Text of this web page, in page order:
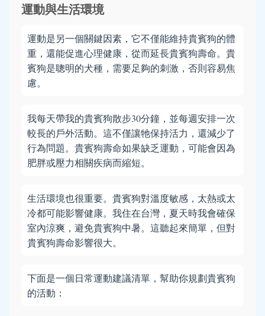
運動與生活環境
運動是另一個關鍵因素，它不僅能維持貴賓狗的體
重，還能促進心理健康，從而延長貴賓狗壽命。貴
賓狗是聰明的犬種，需要足夠的刺激，否則容易焦
慮。
我每天帶我的貴賓狗散步30分鐘，並每週安排一次
較長的戶外活動。這不僅讓牠保持活力，還減少了
行為問題。貴賓狗壽命如果缺乏運動，可能會因為
肥胖或壓力相關疾病而縮短。
生活環境也很重要。貴賓狗對溫度敏感，太熱或太
冷都可能影響健康。我住在台灣，夏天時我會確保
室內涼爽，避免貴賓狗中暑。這聽起來簡單，但對
貴賓狗壽命影響很大。
下面是一個日常運動建議清單，幫助你規劃貴賓狗
的活動：